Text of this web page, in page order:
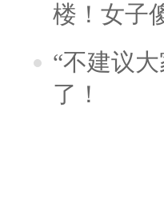
楼！女
“不建议
了！